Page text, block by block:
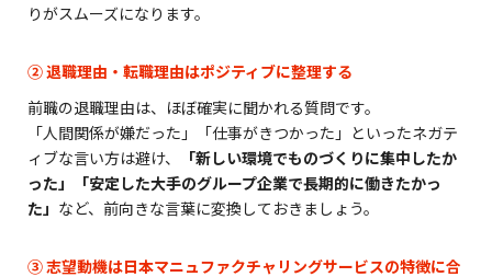
りがスムーズになります。
② 退職理由・転職理由はポジティブに整理する
前職の退職理由は、ほぼ確実に聞かれる質問です。
「人間関係が嫌だった」「仕事がきつかった」といったネガテ
ィブな言い方は避け、
「新しい環境でものづくりに集中したか
った」「安定した大手のグループ企業で長期的に働きたかっ
た」 など、前向きな言葉に変換しておきましょう。
③ 志望動機は日本マニュファクチャリングサービスの特徴に合